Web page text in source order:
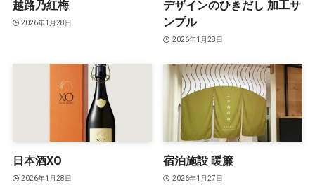
越路乃紅梅
2026年1月28日
デザインのひきだし 加工サ
ンプル
2026年1月28日
日本酒XO
2026年1月28日
宿泊施設 暖簾
2026年1月27日